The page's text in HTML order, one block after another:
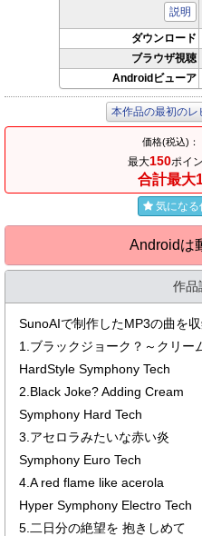
説明
ダウンロード
ブラウザ視聴
Androidビューア
本作品の最初のレ
価格(税込)：
最大150ポイ
合計最大
気になる
Androidは
作品
SunoAIで制作したMP3の曲を
1.ブラックジョーク？～クリー
HardStyle Symphony Tech
2.Black Joke? Adding Cream
Symphony Hard Tech
3.アセロラみたいな赤い炎
Symphony Euro Tech
4.A red flame like acerola
Hyper Symphony Electro Tech
5.二日分の絶望を 抱きしめて